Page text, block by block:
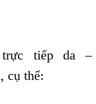
tiếp da –
cụ thể: